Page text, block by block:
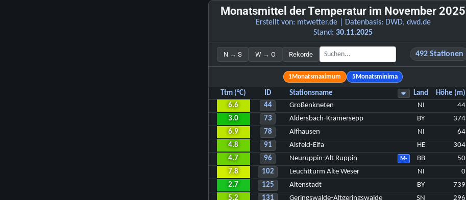
Monatsmittel der Temperatur im November 2025
Erstellt von: mtwetter.de| Datenbasis: DWD, dwd.de
Stand: 30.11.2025
N → S W → O Rekorde 492 Stationen
1Monatsmaximum 5 Monatsminima
Ttm (°C) ID Stationsname Land
Höhe (m)
6.6
44 Großenkneten NI
44
3.0
73 Aldersbach-Kramersepp BY
374
6.9
78 Alfhausen NI
64
4.8
91 Alsfeld-Eifa HE
304
4.7
96 Neuruppin-Alt Ruppin M- BB
50
7.8
102 Leuchtturm Alte Weser NI
0
2.7
125 Altenstadt BY
739
5.2
131 Geringswalde-Altgeringswalde SN
296